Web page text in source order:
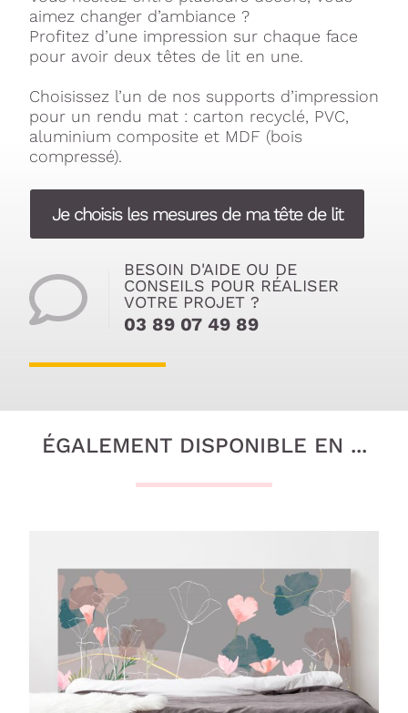
aimez changer d’ambiance ?
Profitez d’une impression sur chaque face
pour avoir deux têtes de lit en une.
Choisissez l’un de nos supports d’impression
pour un rendu mat : carton recyclé, PVC,
aluminium composite et MDF (bois
compressé).
Je choisis les mesures de ma tête de lit
BESOIN D'AIDE OU DE
CONSEILS POUR RÉALISER
VOTRE PROJET ?
03 89 07 49 89
ÉGALEMENT DISPONIBLE EN ...